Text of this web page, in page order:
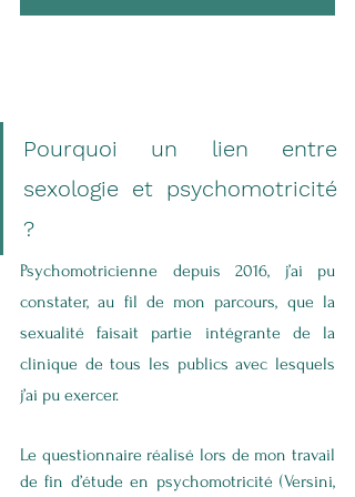
Pourquoi un lien entre
sexologie et psychomotricité
?
Psychomotricienne depuis 2016, j’ai pu
constater, au fil de mon parcours, que la
sexualité faisait partie intégrante de la
clinique de tous les publics avec lesquels
j’ai pu exercer.
Le questionnaire réalisé lors de mon travail
de fin d’étude en psychomotricité (Versini,